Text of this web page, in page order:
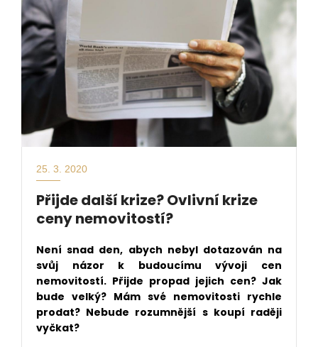
25. 3. 2020
Přijde další krize? Ovlivní krize
ceny nemovitostí?
Není snad den, abych nebyl dotazován na
svůj názor k budoucímu vývoji cen
nemovitostí. Přijde propad jejich cen? Jak
bude velký? Mám své nemovitosti rychle
prodat? Nebude rozumnější s koupí raději
vyčkat?